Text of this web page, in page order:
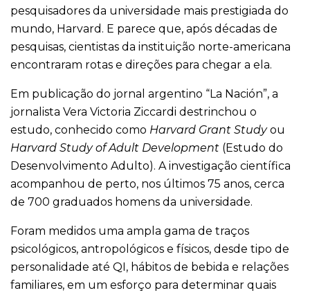
pesquisadores da universidade mais prestigiada do
mundo, Harvard. E parece que, após décadas de
pesquisas, cientistas da instituição norte-americana
encontraram rotas e direções para chegar a ela.
Em publicação do jornal argentino “La Nación”, a
jornalista Vera Victoria Ziccardi destrinchou o
estudo, conhecido como Harvard Grant Studyou
Harvard Study of Adult Development (Estudo do
Desenvolvimento Adulto). A investigação científica
acompanhou de perto, nos últimos 75 anos, cerca
de 700 graduados homens da universidade.
Foram medidos uma ampla gama de traços
psicológicos, antropológicos e físicos, desde tipo de
personalidade até QI, hábitos de bebida e relações
familiares, em um esforço para determinar quais